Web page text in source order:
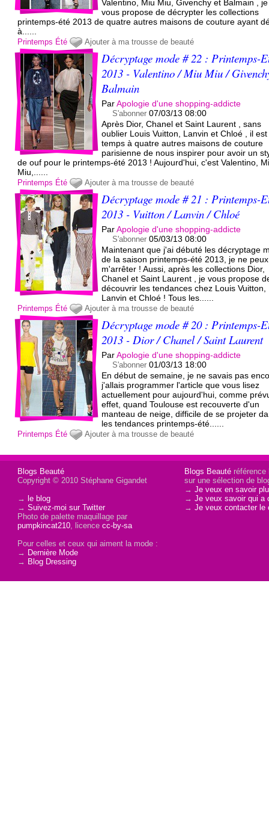
Valentino, Miu Miu, Givenchy et Balmain , je
vous propose de décrypter les collections
printemps-été 2013 de quatre autres maisons de couture ayant
à......
Printemps Été Ajouter à ma trousse de beauté
Décryptage mode # 22 : Printemps-
2013 - Valentino / Miu Miu /
Balmain
ParApologie d'une shopping-addicte
S'abonner 07/03/13 08:00
Après Dior, Chanel et Saint Laurent , sans
oublier Louis Vuitton, Lanvin et Chloé , il est
temps à quatre autres maisons de couture
parisienne de nous inspirer pour avoir un
de ouf pour le printemps-été 2013 ! Aujourd'hui, c'est Valentino,
Miu,......
Printemps Été Ajouter à ma trousse de beauté
Décryptage mode # 21 : Printemps-
2013 - Vuitton / Lanvin / Chloé
ParApologie d'une shopping-addicte
S'abonner 05/03/13 08:00
Maintenant que j'ai débuté les décryptage
de la saison printemps-été 2013, je ne peux
m'arrêter ! Aussi, après les collections Dior,
Chanel et Saint Laurent , je vous propose
découvrir les tendances chez Louis Vuitton,
Lanvin et Chloé ! Tous les......
Printemps Été Ajouter à ma trousse de beauté
Décryptage mode # 20 : Printemps-
2013 - Dior / Chanel / Saint Laurent
ParApologie d'une shopping-addicte
S'abonner 01/03/13 18:00
En début de semaine, je ne savais pas
j'allais programmer l'article que vous lisez
actuellement pour aujourd'hui, comme
effet, quand Toulouse est recouverte d'un
manteau de neige, difficile de se projeter
les tendances printemps-été......
Printemps Été Ajouter à ma trousse de beauté
Blogs Beauté
Copyright © 2010 Stéphane Gigandet
→ le blog
→Suivez-moi sur Twitter
Blogs Beauté référence
sur une sélection de
→Je veux en savoir
→Je veux savoir qui a
→Je veux contacter le
Photo de palette maquillage par
pumpkincat210 , licencecc-by-sa
Pour celles et ceux qui aiment la mode :
→ Dernière Mode
→ Blog Dressing